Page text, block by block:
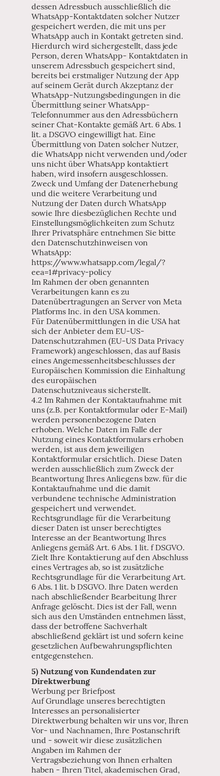
dessen Adressbuch ausschließlich die
WhatsApp-Kontaktdaten solcher Nutzer
gespeichert werden, die mit uns per
WhatsApp auch in Kontakt getreten sind.
Hierdurch wird sichergestellt, dass jede
Person, deren WhatsApp- Kontaktdaten in
unserem Adressbuch gespeichert sind,
bereits bei erstmaliger Nutzung der App
auf seinem Gerät durch Akzeptanz der
WhatsApp-Nutzungsbedingungen in die
Übermittlung seiner WhatsApp-
Telefonnummer aus den Adressbüchern
seiner Chat-Kontakte gemäß Art. 6 Abs. 1
lit. a DSGVO eingewilligt hat. Eine
Übermittlung von Daten solcher Nutzer,
die WhatsApp nicht verwenden und/oder
uns nicht über WhatsApp kontaktiert
haben, wird insofern ausgeschlossen.
Zweck und Umfang der Datenerhebung
und die weitere Verarbeitung und
Nutzung der Daten durch WhatsApp
sowie Ihre diesbezüglichen Rechte und
Einstellungsmöglichkeiten zum Schutz
Ihrer Privatsphäre entnehmen Sie bitte
den Datenschutzhinweisen von
WhatsApp:
https://www.whatsapp.com/legal/?
eea=1#privacy-policy
Im Rahmen der oben genannten
Verarbeitungen kann es zu
Datenübertragungen an Server von Meta
Platforms Inc. in den USA kommen.
Für Datenübermittlungen in die USA hat
sich der Anbieter dem EU-US-
Datenschutzrahmen (EU-US Data Privacy
Framework) angeschlossen, das auf Basis
eines Angemessenheitsbeschlusses der
Europäischen Kommission die Einhaltung
des europäischen
Datenschutzniveaus sicherstellt.
4.2 Im Rahmen der Kontaktaufnahme mit
uns (z.B. per Kontaktformular oder E-Mail)
werden personenbezogene Daten
erhoben. Welche Daten im Falle der
Nutzung eines Kontaktformulars erhoben
werden, ist aus dem jeweiligen
Kontaktformular ersichtlich. Diese Daten
werden ausschließlich zum Zweck der
Beantwortung Ihres Anliegens bzw. für die
Kontaktaufnahme und die damit
verbundene technische Administration
gespeichert und verwendet.
Rechtsgrundlage für die Verarbeitung
dieser Daten ist unser berechtigtes
Interesse an der Beantwortung Ihres
Anliegens gemäß Art. 6 Abs. 1 lit. f DSGVO.
Zielt Ihre Kontaktierung auf den Abschluss
eines Vertrages ab, so ist zusätzliche
Rechtsgrundlage für die Verarbeitung Art.
6 Abs. 1 lit. b DSGVO. Ihre Daten werden
nach abschließender Bearbeitung Ihrer
Anfrage gelöscht. Dies ist der Fall, wenn
sich aus den Umständen entnehmen lässt,
dass der betroffene Sachverhalt
abschließend geklärt ist und sofern keine
gesetzlichen Aufbewahrungspflichten
entgegenstehen.
5) Nutzung von Kundendaten zur
Direktwerbung
Werbung per Briefpost
Auf Grundlage unseres berechtigten
Interesses an personalisierter
Direktwerbung behalten wir uns vor, Ihren
Vor- und Nachnamen, Ihre Postanschrift
und - soweit wir diese zusätzlichen
Angaben im Rahmen der
Vertragsbeziehung von Ihnen erhalten
haben - Ihren Titel, akademischen Grad,